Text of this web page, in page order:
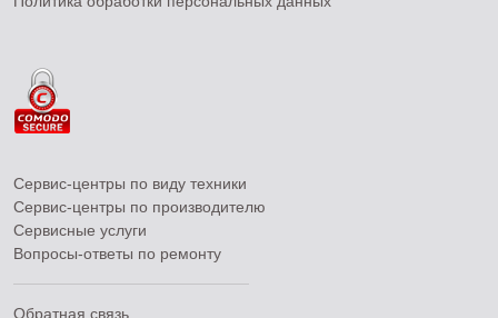
Сервис-центры по виду техники
Сервис-центры по производителю
Сервисные услуги
Вопросы-ответы по ремонту
Обратная связь